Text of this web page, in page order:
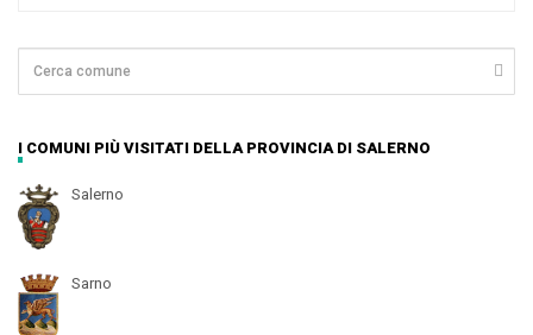
I COMUNI PIÙ VISITATI DELLA PROVINCIA DI SALERNO
Salerno
Sarno